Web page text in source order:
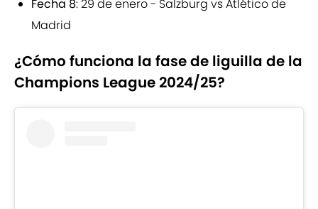
Fecha 8: 29 de enero - Salzburg vs Atlético de
Madrid
¿Cómo funciona la fase de liguilla de la
Champions League 2024/25?